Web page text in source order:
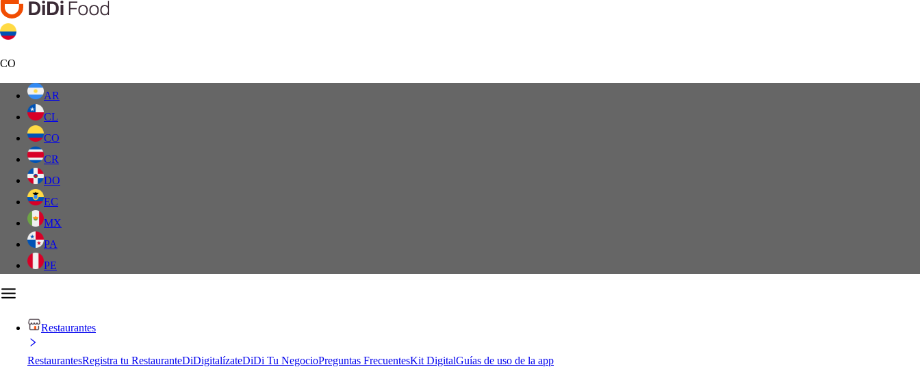
CO
AR
CL
CO
CR
DO
EC
MX
PA
PE
Restaurantes
RestaurantesRegistra tu RestauranteDiDigitalízateDiDi Tu NegocioPreguntas FrecuentesKit DigitalGuías de uso de la app